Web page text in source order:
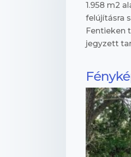
1.958 m2
felújításra
Fentieken
jegyzett